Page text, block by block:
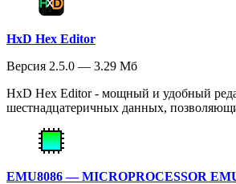
HxD Hex Editor
Версия 2.5.0 — 3.29 Мб
HxD Hex Editor - мощный и удобный
шестнадцатеричных данных,
EMU8086 — MICROPROCESSOR